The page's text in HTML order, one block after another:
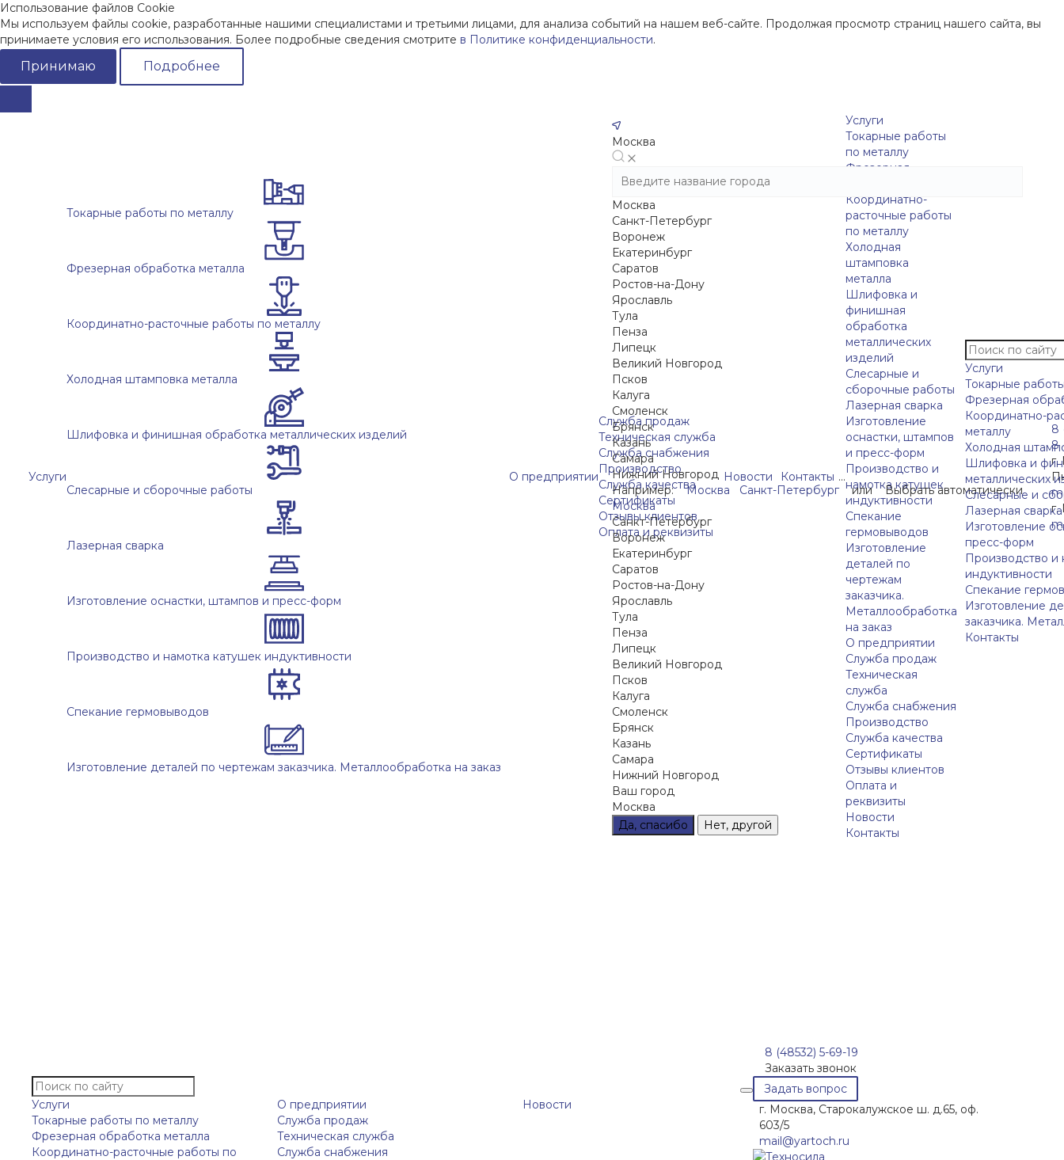
Использование файлов Cookie
Мы используем файлы cookie, разработанные нашими специалистами и третьими лицами, для анализа событий на нашем веб-сайте. Продолжая просмотр страниц нашего сайта, вы
принимаете условия его использования. Более подробные сведения смотрите в Политике конфиденциальности.
Принимаю Подробнее
Услуги
Токарные работы по металлу
Фрезерная обработка металла
Координатно-расточные работы по металлу
Холодная штамповка металла
Шлифовка и финишная обработка металлических изделий
Слесарные и сборочные работы
Лазерная сварка
Изготовление оснастки, штампов и пресс-форм
Производство и намотка катушек индуктивности
Спекание гермовыводов
Изготовление деталей по чертежам заказчика. Металлообработка на заказ
О предприятии
Служба продаж
Техническая служба
Служба снабжения
Производство
Служба качества
Сертификаты
Отзывы клиентов
Оплата и реквизиты
Новости Контакты ...
Услуги
Токарные работы
по металлу
Фрезерная
Координатно-
расточные работы
по металлу
Холодная
штамповка
металла
Шлифовка и
финишная
обработка
металлических
изделий
Слесарные и
сборочные работы
Лазерная сварка
Изготовление
оснастки, штампов
и пресс-форм
Производство и
намотка катушек
индуктивности
Спекание
гермовыводов
Изготовление
деталей по
чертежам
заказчика.
Металлообработка
на заказ
О предприятии
Служба продаж
Техническая
служба
Служба снабжения
Производство
Служба качества
Сертификаты
Отзывы клиентов
Оплата и
реквизиты
Новости
Контакты
Москва
Москва
Санкт-Петербург
Воронеж
Екатеринбург
Саратов
Ростов-на-Дону
Ярославль
Тула
Пенза
Липецк
Великий Новгород
Псков
Калуга
Смоленск
Брянск
Казань
Самара
Нижний Новгород
Например:
Москва Санкт-Петербург или
Выбрать автоматически
Москва
Санкт-Петербург
Воронеж
Екатеринбург
Саратов
Ростов-на-Дону
Ярославль
Тула
Пенза
Липецк
Великий Новгород
Псков
Калуга
Смоленск
Брянск
Казань
Самара
Нижний Новгород
Ваш город
Москва
Да, спасибо
Нет, другой
8
8
г.
г.
Услуги
Токарные
Фрезерная
Координатно-
металлу
Холодная
Шлифовка и
металлических
Слесарные и
Лазерная сварка
Изготовление
пресс-форм
Производство и
индуктивности
Спекание
Изготовление
заказчика.
Контакты
8 (48532) 5-69-19
Заказать звонок
Услуги
Токарные работы по металлу
Фрезерная обработка металла
Координатно-расточные работы по
О предприятии
Служба продаж
Техническая служба
Служба снабжения
Новости
Задать вопрос
г. Москва, Старокалужское ш. д.65, оф.
603/5
mail@yartoch.ru